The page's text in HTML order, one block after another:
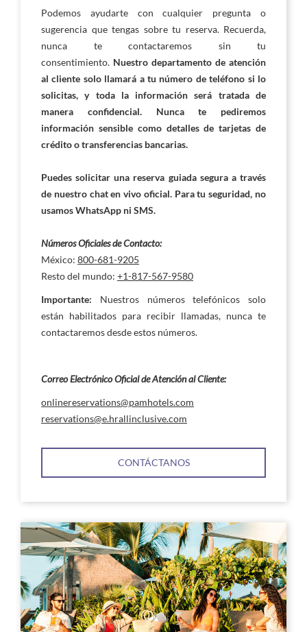
Podemos ayudarte con cualquier pregunta o
sugerencia que tengas sobre tu reserva. Recuerda,
nunca te contactaremos sin tu
consentimiento. Nuestro departamento de atención
al cliente solo llamará a tu número de teléfono si lo
solicitas, y toda la información será tratada de
manera confidencial. Nunca te pediremos
información sensible como detalles de tarjetas de
crédito o transferencias bancarias.
Puedes solicitar una reserva guiada segura a través
de nuestro chat en vivo oficial. Para tu seguridad, no
usamos WhatsApp ni SMS.
NúmerosOficialesde Contacto:
México: 800-681-9205
Resto del mundo: +1-817-567-9580
Importante: Nuestros números telefónicos solo
están habilitados para recibir llamadas, nunca te
contactaremos desde estos números.
Correo Electrónico Oficial de Atención al Cliente:
onlinereservations@pamhotels.com
reservations@e.hrallinclusive.com
CONTÁCTANOS